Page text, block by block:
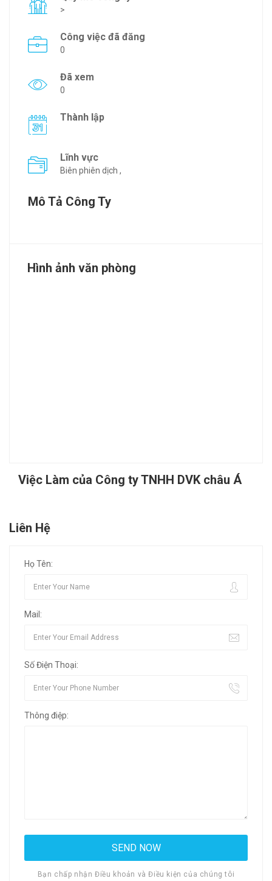
>
Công việc đã đăng
0
Đã xem
0
Thành lập
Lĩnh vực
Biên phiên dịch ,
Mô Tả Công Ty
Hình ảnh văn phòng
Việc Làm của Công ty TNHH DVK châu Á
Liên Hệ
Họ Tên:
Mail:
Số Điện Thoại:
Thông điệp:
Bạn chấp nhận Điều khoản và Điều kiện của chúng tôi